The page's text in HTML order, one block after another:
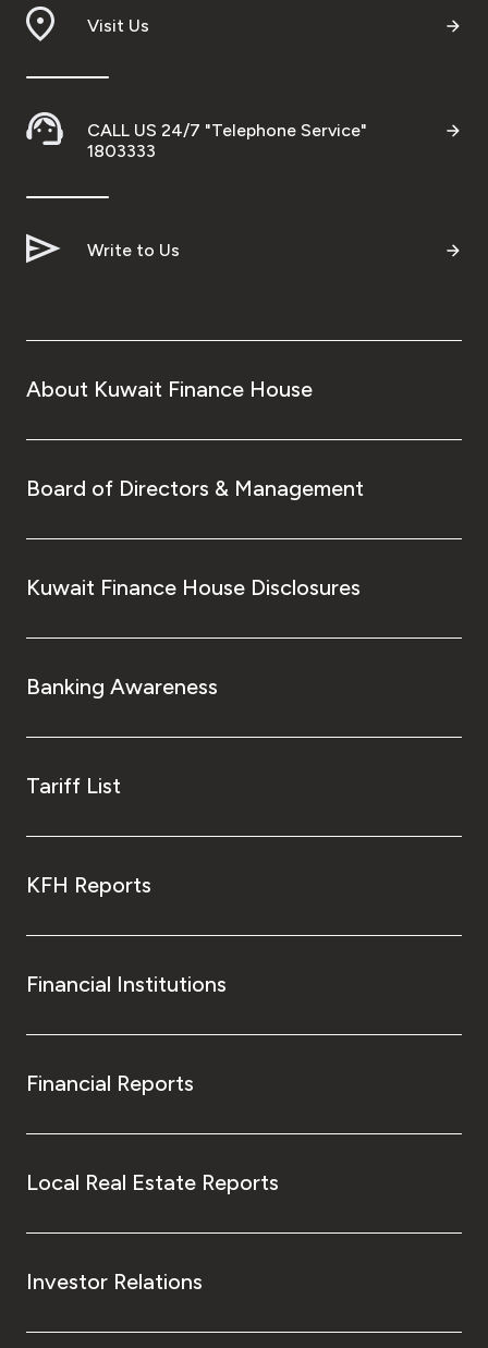
Visit Us
CALL US 24/7 "Telephone Service"
1803333
Write to Us
About Kuwait Finance House
Board of Directors & Management
Kuwait Finance House Disclosures
Banking Awareness
Tariff List
KFH Reports
Financial Institutions
Financial Reports
Local Real Estate Reports
Investor Relations